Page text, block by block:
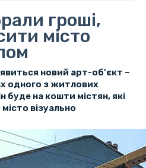
гроші,
місто
новий арт-об'єкт –
одного з житлових
буде на кошти містян, які
візуально